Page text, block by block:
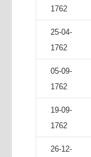
1762
25-04-
1762
05-09-
1762
19-09-
1762
26-12-